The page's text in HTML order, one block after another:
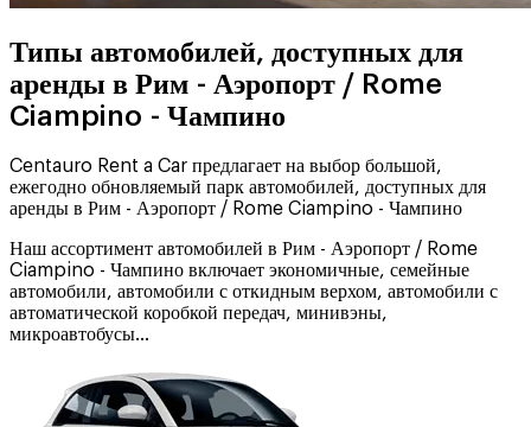
Типы автомобилей, доступных для
аренды в Рим - Аэропорт / Rome
Ciampino - Чампино
Centauro Rent a Car предлагает на выбор большой,
ежегодно обновляемый парк автомобилей, доступных для
аренды в Рим - Аэропорт / Rome Ciampino - Чампино
Наш ассортимент автомобилей в Рим - Аэропорт / Rome
Ciampino - Чампино включает экономичные, семейные
автомобили, автомобили с откидным верхом, автомобили с
автоматической коробкой передач, минивэны,
микроавтобусы…